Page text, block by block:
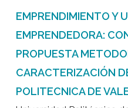
EMPRENDIMIENTO Y
EMPRENDEDORA:
PROPUESTA
CARACTERIZACIÓN
POLITECNICA DE